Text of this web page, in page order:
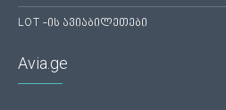
LOT -ის ავიაბილეთები
Avia.ge